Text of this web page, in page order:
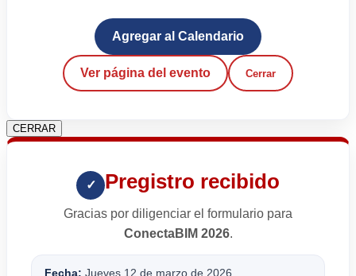
Agregar al Calendario
Ver página del evento Cerrar
CERRAR
✓ Pregistro recibido
Gracias por diligenciar el formulario para
ConectaBIM 2026.
Fecha: Jueves 12 de marzo de 2026